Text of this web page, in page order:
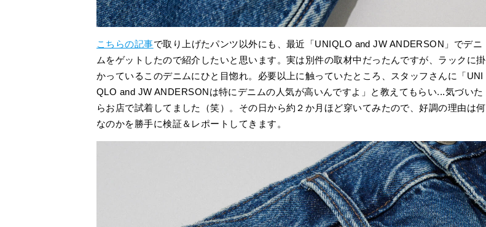
こちらの記事で取り上げたパンツ以外にも、最近「UNIQLO and JW ANDERSON」でデニ
ムをゲットしたので紹介したいと思います。実は別件の取材中だったんですが、ラックに掛
かっているこのデニムにひと目惚れ。必要以上に触っていたところ、スタッフさんに「UNI
QLO and JW ANDERSONは特にデニムの人気が高いんですよ」と教えてもらい...気づいた
らお店で試着してました（笑）。その日から約２か月ほど穿いてみたので、好調の理由は何
なのかを勝手に検証＆レポートしてきます。